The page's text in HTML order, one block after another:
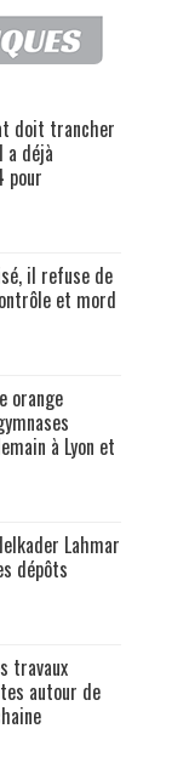
doit trancher
a déjà
pour
il refuse de
et mord
orange
à Lyon et
Lahmar
dépôts
travaux
autour de